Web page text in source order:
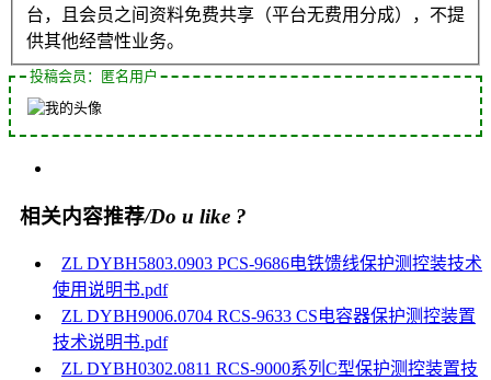
台，且会员之间资料免费共享（平台无费用分成），不提
供其他经营性业务。
投稿会员：匿名用户
相关内容推荐/Do u like ?
ZL DYBH5803.0903 PCS-9686电铁馈线保护测控装技术
使用说明书.pdf
ZL DYBH9006.0704 RCS-9633 CS电容器保护测控装置
技术说明书.pdf
ZL DYBH0302.0811 RCS-9000系列C型保护测控装置技